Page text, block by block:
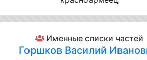
Именные списки частей
Горшков Василий